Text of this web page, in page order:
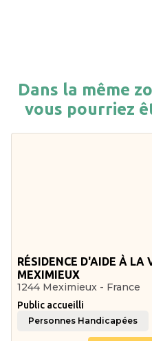
Dans la même
vous pourriez
RÉSIDENCE D'AIDE À LA
MEXIMIEUX
1244 Meximieux - France
Public accueilli
Personnes Handicapées